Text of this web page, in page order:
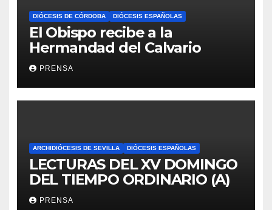
DIÓCESIS DE CÓRDOBA DIÓCESIS ESPAÑOLAS
El Obispo recibe a la
Hermandad del Calvario
PRENSA
ARCHIDIÓCESIS DE SEVILLA DIÓCESIS ESPAÑOLAS
LECTURAS DEL XV DOMINGO
DEL TIEMPO ORDINARIO (A)
PRENSA